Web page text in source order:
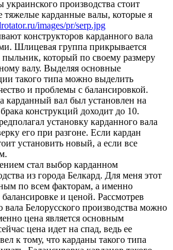
украинского производства стоит
тяжелые карданные валы, которые я
images/pr/serp.jpg
конструкторов карданного вала
Шлицевая группа прикрывается
пыльник, который по своему размеру
валу. Выделяя основные
такого типа можно выделить
и проблемы с балансировкой.
карданный вал был установлен на
конструкций доходит до 10.
установку карданного вала
его при разгоне. Если кардан
установить новый, а если все
стал выбор карданном
из города Белкард. Для меня этот
по всем факторам, а именно
и ценой. Рассмотрев
вала Белорусского производства можно
цена является основным
цена идет на спад, ведь ее
к тому, что карданы такого типа